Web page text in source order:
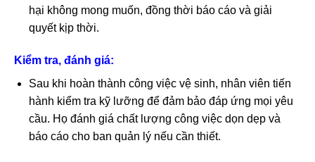
hại không mong muốn, đồng thời báo cáo và giải
quyết kịp thời.
Kiểm tra, đánh giá:
Sau khi hoàn thành công việc vệ sinh, nhân viên tiến
hành kiểm tra kỹ lưỡng để đảm bảo đáp ứng mọi yêu
cầu. Họ đánh giá chất lượng công việc dọn dẹp và
báo cáo cho ban quản lý nếu cần thiết.